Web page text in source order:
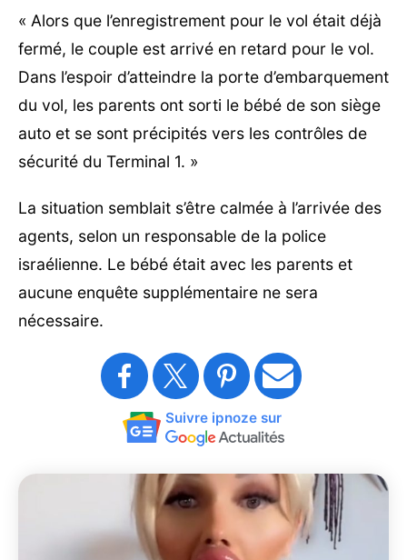
« Alors que l’enregistrement pour le vol était déjà
fermé, le couple est arrivé en retard pour le vol.
Dans l’espoir d’atteindre la porte d’embarquement
du vol, les parents ont sorti le bébé de son siège
auto et se sont précipités vers les contrôles de
sécurité du Terminal 1. »
La situation semblait s’être calmée à l’arrivée des
agents, selon un responsable de la police
israélienne. Le bébé était avec les parents et
aucune enquête supplémentaire ne sera
nécessaire.
Suivre ipnoze sur